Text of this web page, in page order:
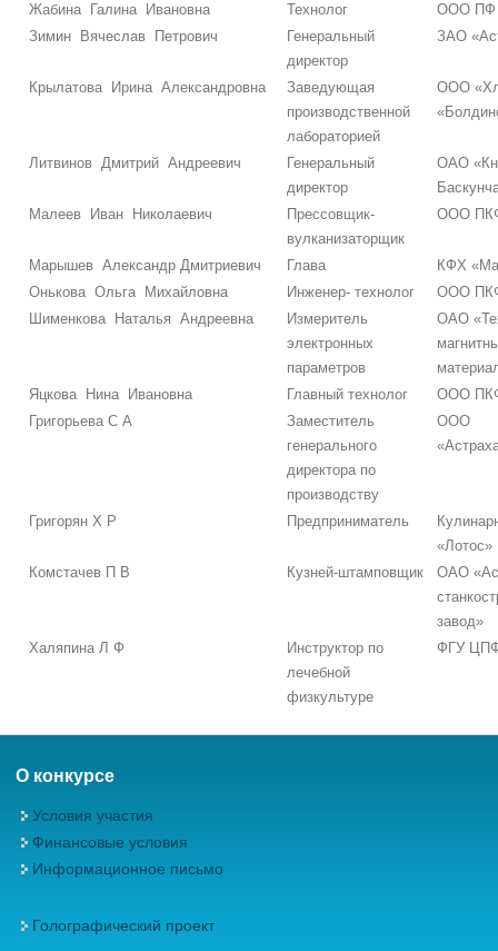
Жабина Галина Ивановна Технолог
ООО ПФ
Зимин Вячеслав Петрович
Генеральный
директор
ЗАО
Крылатова Ирина Александровна
Заведующая
производственной
лабораторией
ООО
Литвинов Дмитрий Андреевич
Генеральный
директор
ОАО
Малеев Иван Николаевич
Прессовщик-
вулканизаторщик
ООО
Марышев Александр Дмитриевич Глава
КФХ
Онькова Ольга Михайловна
Инженер- технолог
ООО
Шименкова Наталья Андреевна
Измеритель
электронных
параметров
ОАО
Яцкова Нина Ивановна
Главный технолог
ООО
Григорьева С А
Заместитель
генерального
директора по
производству
ООО
Григорян Х Р Предприниматель
«Лотос»
Комстачев П В
Кузней-штамповщик
ОАО
завод»
Халяпина Л Ф
Инструктор по
лечебной
физкультуре
ФГУ
О конкурсе
Условия участия
Финансовые условия
Информационное письмо
Голографический проект